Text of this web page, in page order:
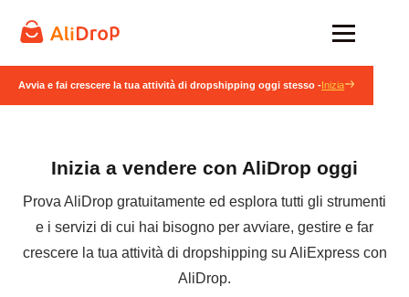
Avvia e fai crescere la tua attività di dropshipping oggi stesso -Inizia
Inizia a vendere con AliDrop oggi
Prova AliDrop gratuitamente ed esplora tutti gli strumenti
e i servizi di cui hai bisogno per avviare, gestire e far
crescere la tua attività di dropshipping su AliExpress con
AliDrop.